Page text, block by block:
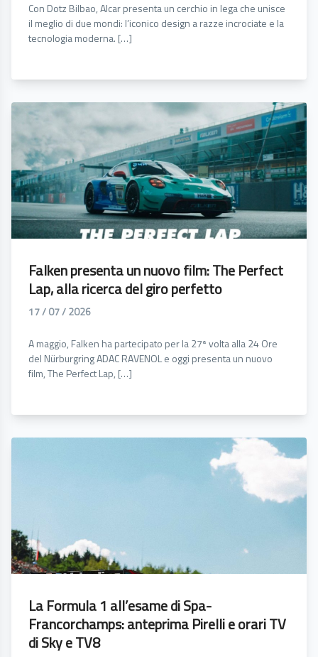
Con Dotz Bilbao, Alcar presenta un cerchio in lega che unisce
il meglio di due mondi: l’iconico design a razze incrociate e la
tecnologia moderna. […]
Falken presenta un nuovo film: The Perfect
Lap, alla ricerca del giro perfetto
17 / 07 / 2026
A maggio, Falken ha partecipato per la 27ª volta alla 24 Ore
del Nürburgring ADAC RAVENOL e oggi presenta un nuovo
film, The Perfect Lap, […]
La Formula 1 all’esame di Spa-
Francorchamps: anteprima Pirelli e orari TV
di Sky e TV8